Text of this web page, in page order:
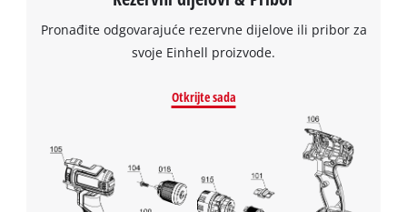
We need your consent to load the
Google Maps service!
Pronađite odgovarajuće rezervne dijelove ili pribor za
svoje Einhell proizvode.
Otkrijte sada